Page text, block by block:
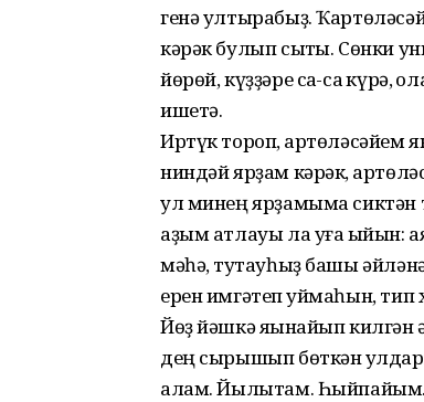
генә ултырабыҙ.
кәрәк булып сыҡты. Сөнки
йөрөй, күҙҙәре саҡ-саҡ күрә,
ишетә.
Иртүк тороп, ҡартөләсәйем
ниндәй ярҙам кәрәк,
ул минең ярҙамыма
аҙым атлауы ла уға ҡыйын:
мәһә, туҡтауһыҙ башы
ерен имгәтеп ҡуймаһын,
Йөҙ йәшкә яҡынайып килгән
дең сырышып бөткән
алам. Йылытам. Һыйпайым.